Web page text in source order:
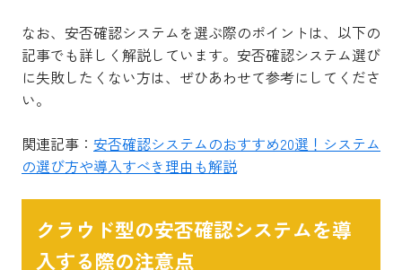
なお、安否確認システムを選ぶ際のポイントは、以下の
記事でも詳しく解説しています。安否確認システム選び
に失敗したくない方は、ぜひあわせて参考にしてくださ
い。
関連記事： 安否確認システムのおすすめ20選！システム
の選び方や導入すべき理由も解説
クラウド型の安否確認システムを導
入する際の注意点